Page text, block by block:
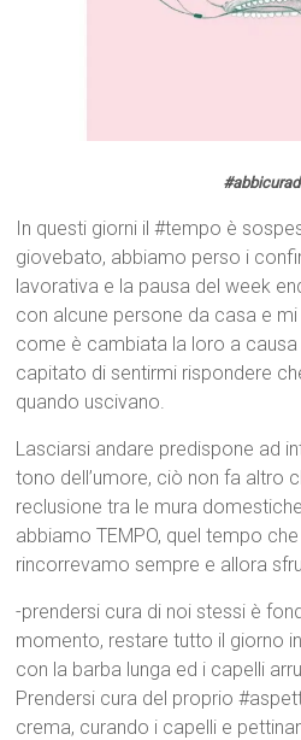
In questi giorni il #tempo è
giovebato, abbiamo perso i
lavorativa e la pausa del week
con alcune persone da casa e
come è cambiata la loro a causa
capitato di sentirmi rispondere
quando uscivano.
Lasciarsi andare predispone ad
tono dell’umore, ciò non fa altro
reclusione tra le mura
abbiamo TEMPO, quel tempo
rincorrevamo sempre e allora
-prendersi cura di noi stessi è
momento, restare tutto il giorno
con la barba lunga ed i capelli
Prendersi cura del proprio
crema, curando i capelli e